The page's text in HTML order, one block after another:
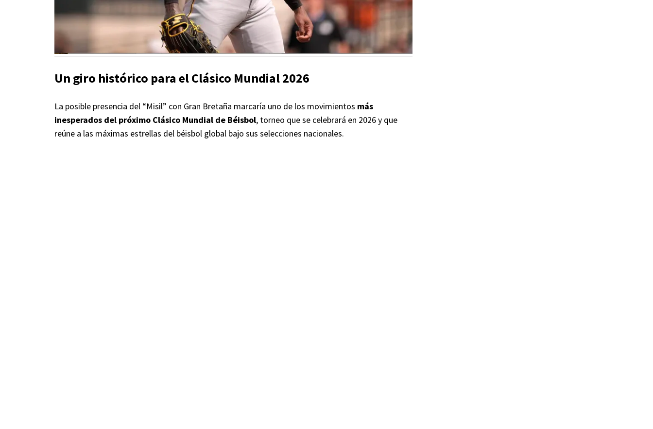
Un giro histórico para el Clásico Mundial 2026
La posible presencia del “Misil” con Gran Bretaña marcaría uno de los movimientos más
inesperados del próximo Clásico Mundial de Béisbol, torneo que se celebrará en 2026 y que
reúne a las máximas estrellas del béisbol global bajo sus selecciones nacionales.